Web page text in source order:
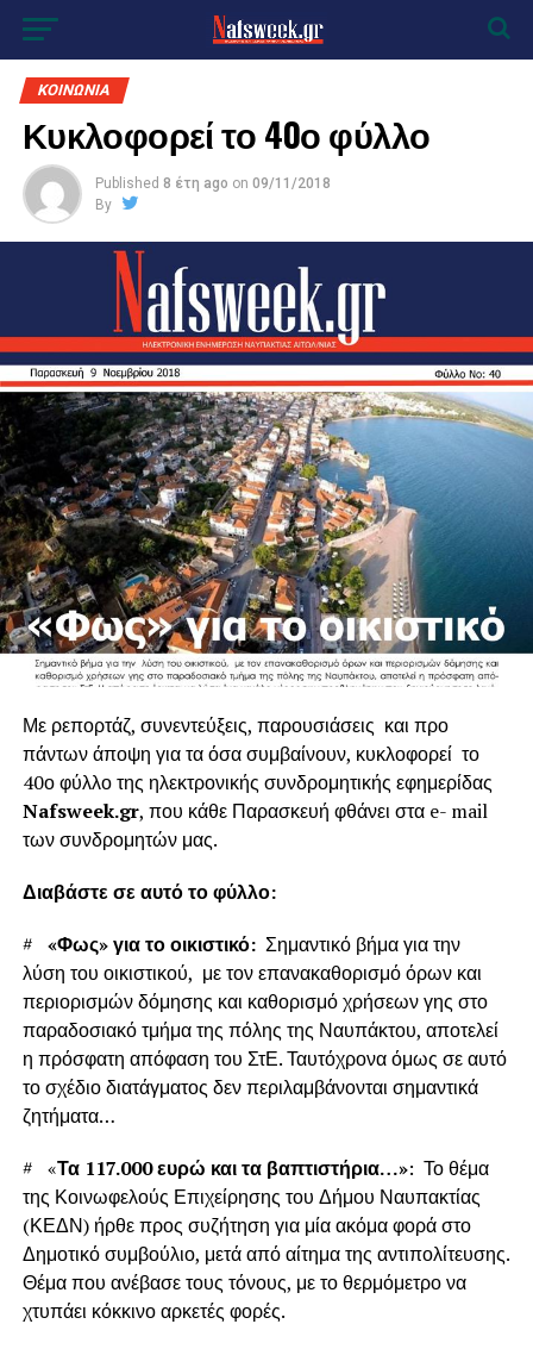
ΚΟΙΝΩΝΙΑ
Κυκλοφορεί το 40ο φύλλο
Published 8 έτη ago on 09/11/2018
By
Με ρεπορτάζ, συνεντεύξεις, παρουσιάσεις και προ
πάντων άποψη για τα όσα συμβαίνουν, κυκλοφορεί το
40ο φύλλο της ηλεκτρονικής συνδρομητικής εφημερίδας
Nafsweek.gr, που κάθε Παρασκευή φθάνει στα e- mail
των συνδρομητών μας.
Διαβάστε σε αυτό το φύλλο:
# «Φως» για το οικιστικό:Σημαντικό βήμα για την
λύση του οικιστικού, με τον επανακαθορισμό όρων και
περιορισμών δόμησης και καθορισμό χρήσεων γης στο
παραδοσιακό τμήμα της πόλης της Ναυπάκτου, αποτελεί
η πρόσφατη απόφαση του ΣτΕ. Ταυτόχρονα όμως σε αυτό
το σχέδιο διατάγματος δεν περιλαμβάνονται σημαντικά
ζητήματα…
# «Τα 117.000 ευρώ και τα βαπτιστήρια…»: Το θέμα
της Κοινωφελούς Επιχείρησης του Δήμου Ναυπακτίας
(ΚΕΔΝ) ήρθε προς συζήτηση για μία ακόμα φορά στο
Δημοτικό συμβούλιο, μετά από αίτημα της αντιπολίτευσης.
Θέμα που ανέβασε τους τόνους, με το θερμόμετρο να
χτυπάει κόκκινο αρκετές φορές.